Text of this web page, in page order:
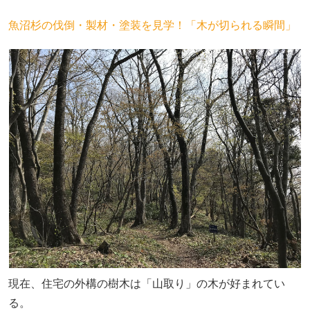
魚沼杉の伐倒・製材・塗装を見学！「木が切られる瞬間」
現在、住宅の外構の樹木は「山取り」の木が好まれてい
る。